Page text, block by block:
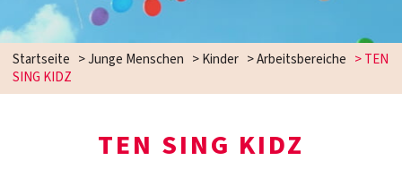
Startseite >Junge Menschen >Kinder >Arbeitsbereiche >TEN
SING KIDZ
TEN SING KIDZ